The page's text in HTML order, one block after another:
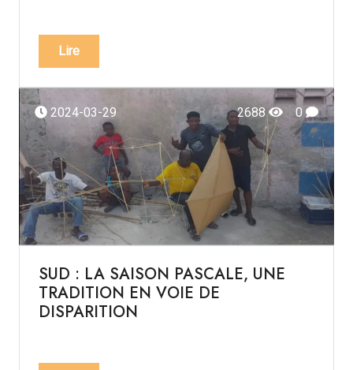
Lire
2024-03-29 2688 0
SUD : LA SAISON PASCALE, UNE
TRADITION EN VOIE DE
DISPARITION